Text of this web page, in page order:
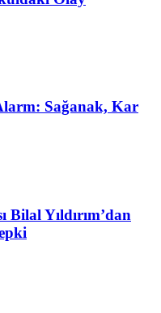
Sağanak, Kar
Bilal Yıldırım’dan